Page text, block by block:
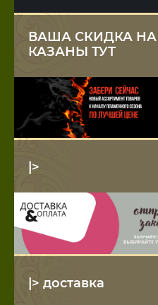
ВАША СКИДКА НА
КАЗАНЫ ТУТ
|>
|> доставка